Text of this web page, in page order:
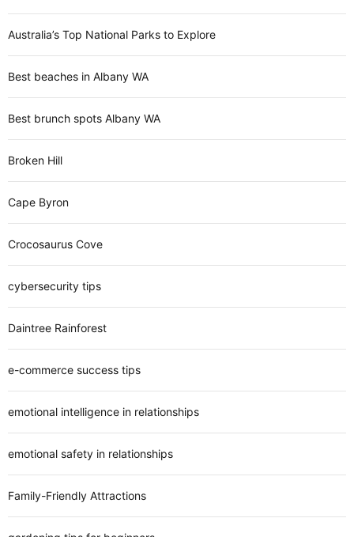
Australia’s Top National Parks to Explore
Best beaches in Albany WA
Best brunch spots Albany WA
Broken Hill
Cape Byron
Crocosaurus Cove
cybersecurity tips
Daintree Rainforest
e-commerce success tips
emotional intelligence in relationships
emotional safety in relationships
Family-Friendly Attractions